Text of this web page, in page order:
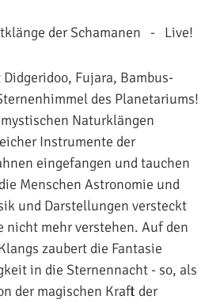
der Schamanen - Live!
Fujara, Bambus-
des Planetariums!
Naturklängen
Instrumente der
eingefangen und tauchen
Menschen Astronomie und
und Darstellungen versteckt
nicht mehr verstehen. Auf den
zaubert die Fantasie
in die Sternennacht - so, als
der magischen Kraft der